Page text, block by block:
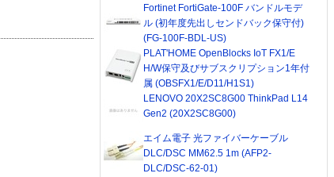
Fortinet FortiGate-100F バンドルモデ
ル (初年度先出しセンドバック保守付)
(FG-100F-BDL-US)
PLAT'HOME OpenBlocks IoT FX1/E
H/W保守及びサブスクリプション1年付
属 (OBSFX1/E/D11/H1S1)
LENOVO 20X2SC8G00 ThinkPad L14
Gen2 (20X2SC8G00)
エイム電子 光ファイバーケーブル
DLC/DSC MM62.5 1m (AFP2-
DLC/DSC-62-01)